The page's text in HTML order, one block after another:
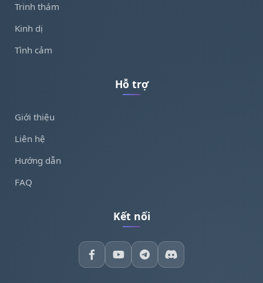
Trinh thám
Kinh dị
Tình cảm
Hỗ trợ
Giới thiệu
Liên hệ
Hướng dẫn
FAQ
Kết nối